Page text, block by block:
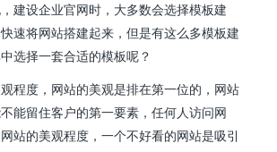
建设企业官网时，大多数会选择模板建
速将网站搭建起来，但是有这么多模板建
选择一套合适的模板呢？
程度，网站的美观是排在第一位的，网站
能留住客户的第一要素，任何人访问网
站的美观程度，一个不好看的网站是吸引